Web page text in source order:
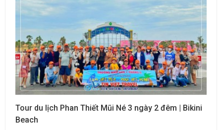
Tour du lịch Phan Thiết Mũi Né 3 ngày 2 đêm | Bikini
Beach